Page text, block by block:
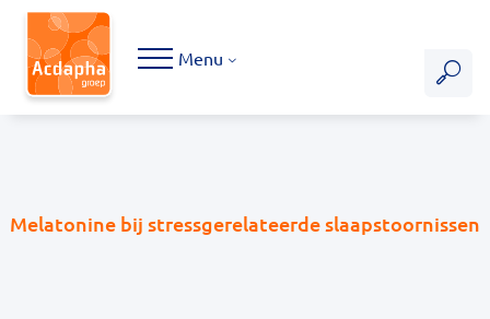
Hoofdmenu
Menu
Melatonine bij stressgerelateerde slaapstoornissen